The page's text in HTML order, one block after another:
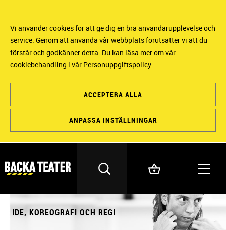
Vi använder cookies för att ge dig en bra användarupplevelse och
service. Genom att använda vår webbplats förutsätter vi att du
förstår och godkänner detta. Du kan läsa mer om vår
cookiebehandling i vår Personuppgiftspolicy.
ACCEPTERA ALLA
ANPASSA INSTÄLLNINGAR
IDE, KOREOGRAFI OCH REGI